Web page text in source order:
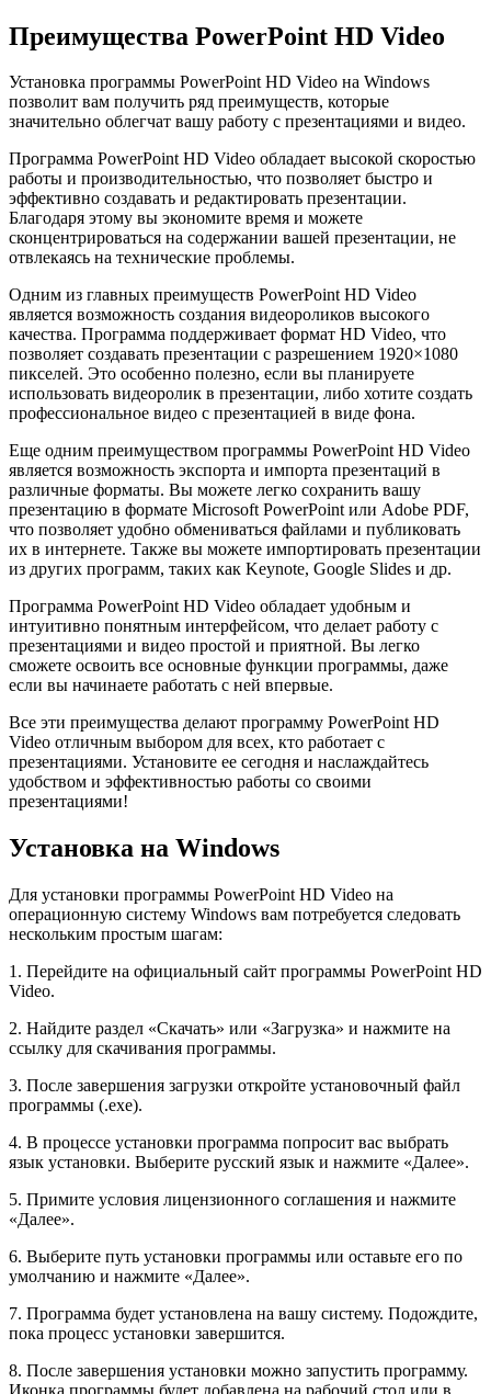
Преимущества PowerPoint HD Video
Установка программы PowerPoint HD Video на Windows
позволит вам получить ряд преимуществ, которые
значительно облегчат вашу работу с презентациями и видео.
Программа PowerPoint HD Video обладает высокой скоростью
работы и производительностью, что позволяет быстро и
эффективно создавать и редактировать презентации.
Благодаря этому вы экономите время и можете
сконцентрироваться на содержании вашей презентации, не
отвлекаясь на технические проблемы.
Одним из главных преимуществ PowerPoint HD Video
является возможность создания видеороликов высокого
качества. Программа поддерживает формат HD Video, что
позволяет создавать презентации с разрешением 1920×1080
пикселей. Это особенно полезно, если вы планируете
использовать видеоролик в презентации, либо хотите создать
профессиональное видео с презентацией в виде фона.
Еще одним преимуществом программы PowerPoint HD Video
является возможность экспорта и импорта презентаций в
различные форматы. Вы можете легко сохранить вашу
презентацию в формате Microsoft PowerPoint или Adobe PDF,
что позволяет удобно обмениваться файлами и публиковать
их в интернете. Также вы можете импортировать презентации
из других программ, таких как Keynote, Google Slides и др.
Программа PowerPoint HD Video обладает удобным и
интуитивно понятным интерфейсом, что делает работу с
презентациями и видео простой и приятной. Вы легко
сможете освоить все основные функции программы, даже
если вы начинаете работать с ней впервые.
Все эти преимущества делают программу PowerPoint HD
Video отличным выбором для всех, кто работает с
презентациями. Установите ее сегодня и наслаждайтесь
удобством и эффективностью работы со своими
презентациями!
Установка на Windows
Для установки программы PowerPoint HD Video на
операционную систему Windows вам потребуется следовать
нескольким простым шагам:
1. Перейдите на официальный сайт программы PowerPoint HD
Video.
2. Найдите раздел «Скачать» или «Загрузка» и нажмите на
ссылку для скачивания программы.
3. После завершения загрузки откройте установочный файл
программы (.exe).
4. В процессе установки программа попросит вас выбрать
язык установки. Выберите русский язык и нажмите «Далее».
5. Примите условия лицензионного соглашения и нажмите
«Далее».
6. Выберите путь установки программы или оставьте его по
умолчанию и нажмите «Далее».
7. Программа будет установлена на вашу систему. Подождите,
пока процесс установки завершится.
8. После завершения установки можно запустить программу.